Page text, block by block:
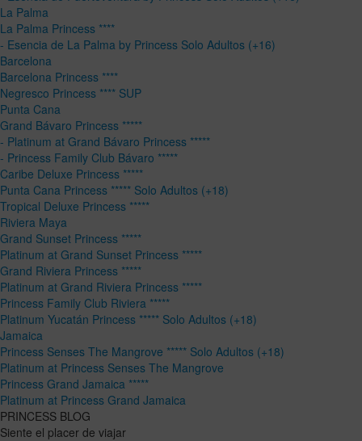
La Palma
La Palma Princess ****
- Esencia de La Palma by Princess Solo Adultos (+16)
Barcelona
Barcelona Princess ****
Negresco Princess **** SUP
Punta Cana
Grand Bávaro Princess *****
- Platinum at Grand Bávaro Princess *****
- Princess Family Club Bávaro *****
Caribe Deluxe Princess *****
Punta Cana Princess ***** Solo Adultos (+18)
Tropical Deluxe Princess *****
Riviera Maya
Grand Sunset Princess *****
Platinum at Grand Sunset Princess *****
Grand Riviera Princess *****
Platinum at Grand Riviera Princess *****
Princess Family Club Riviera *****
Platinum Yucatán Princess ***** Solo Adultos (+18)
Jamaica
Princess Senses The Mangrove ***** Solo Adultos (+18)
Platinum at Princess Senses The Mangrove
Princess Grand Jamaica *****
Platinum at Princess Grand Jamaica
PRINCESS BLOG
Siente el placer de viajar